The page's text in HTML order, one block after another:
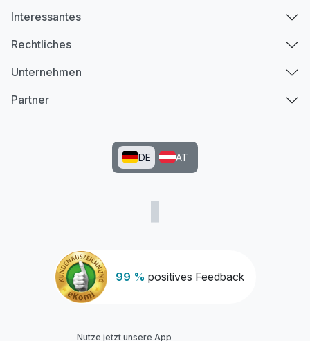
99 % positives Feedback
Interessantes
Rechtliches
Unternehmen
Partner
DE AT
Nutze jetzt unsere App